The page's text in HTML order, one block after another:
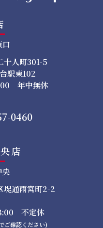
口
十人町301-5
駅東102
年中無休
0460
店
央
堤通雨宮町2-2
不定休
確認ください)